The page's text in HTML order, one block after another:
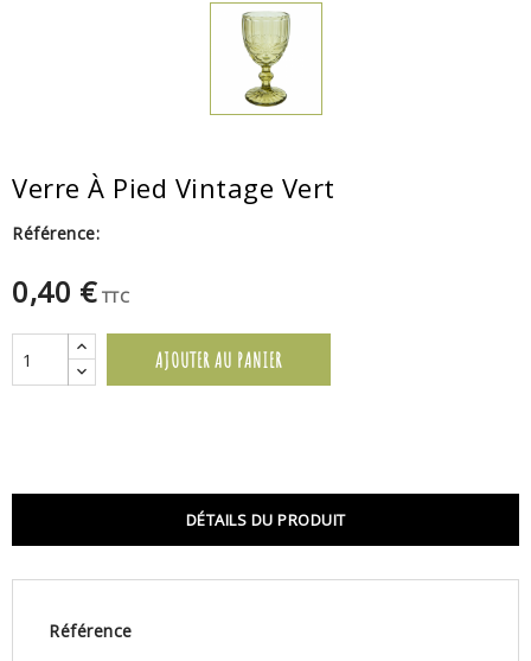
Verre À Pied Vintage Vert
Référence:
0,40 € TTC
AJOUTER AU PANIER
DÉTAILS DU PRODUIT
Référence